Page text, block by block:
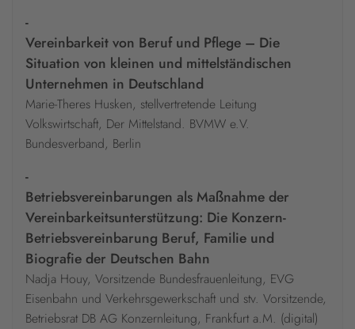
-
Vereinbarkeit von Beruf und Pflege – Die
Situation von kleinen und mittelständischen
Unternehmen in Deutschland
Marie-Theres Husken, stellvertretende Leitung
Volkswirtschaft, Der Mittelstand. BVMW e.V.
Bundesverband, Berlin
-
Betriebsvereinbarungen als Maßnahme der
Vereinbarkeitsunterstützung: Die Konzern-
Betriebsvereinbarung Beruf, Familie und
Biografie der Deutschen Bahn
Nadja Houy, Vorsitzende Bundesfrauenleitung, EVG
Eisenbahn und Verkehrsgewerkschaft und stv. Vorsitzende,
Betriebsrat DB AG Konzernleitung, Frankfurt a.M. (digital)